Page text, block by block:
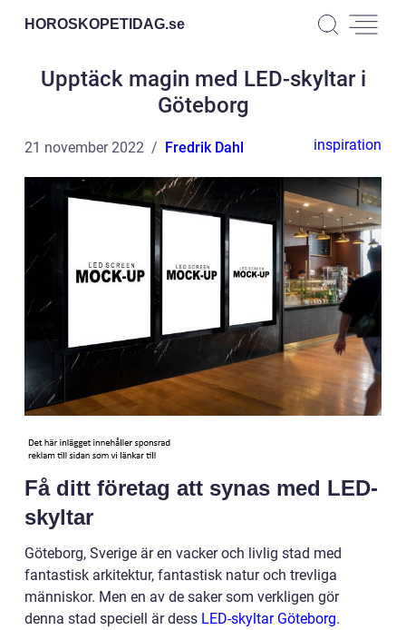
HOROSKOPETIDAG.se
Upptäck magin med LED-skyltar i
Göteborg
21 november 2022 Fredrik Dahl inspiration
Få ditt företag att synas med LED-
skyltar
Göteborg, Sverige är en vacker och livlig stad med
fantastisk arkitektur, fantastisk natur och trevliga
människor. Men en av de saker som verkligen gör
denna stad speciell är dess LED-skyltar Göteborg.